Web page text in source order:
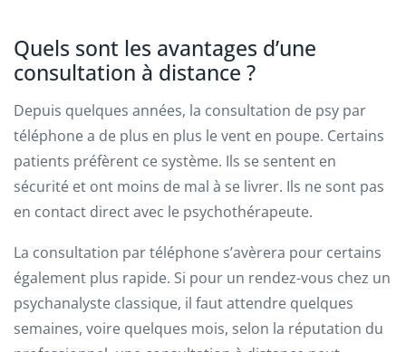
Quels sont les avantages d’une
consultation à distance ?
Depuis quelques années, la consultation de psy par
téléphone a de plus en plus le vent en poupe. Certains
patients préfèrent ce système. Ils se sentent en
sécurité et ont moins de mal à se livrer. Ils ne sont pas
en contact direct avec le psychothérapeute.
La consultation par téléphone s’avèrera pour certains
également plus rapide. Si pour un rendez-vous chez un
psychanalyste classique, il faut attendre quelques
semaines, voire quelques mois, selon la réputation du